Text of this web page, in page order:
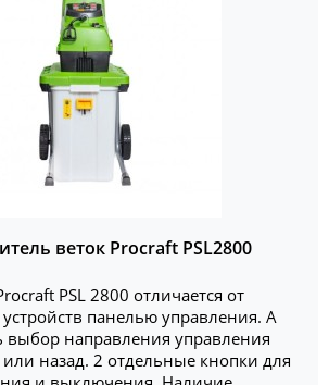
веток Procraft PSL2800
PSL 2800 отличается от
панелью управления. А
выбор направления управления
назад. 2 отдельные кнопки для